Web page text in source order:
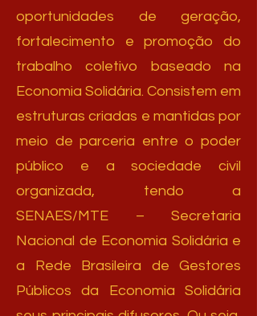
oportunidades de geração,
fortalecimento e promoção do
trabalho coletivo baseado na
Economia Solidária. Consistem em
estruturas criadas e mantidas por
meio de parceria entre o poder
público e a sociedade civil
organizada, tendo a
SENAES/MTE – Secretaria
Nacional de Economia Solidária e
a Rede Brasileira de Gestores
Públicos da Economia Solidária